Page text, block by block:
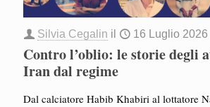
Silvia Cegalin il 16 Luglio 2026
Contro l’oblio: le storie degli
Iran dal regime
Dal calciatore Habib Khabiri al lottatore